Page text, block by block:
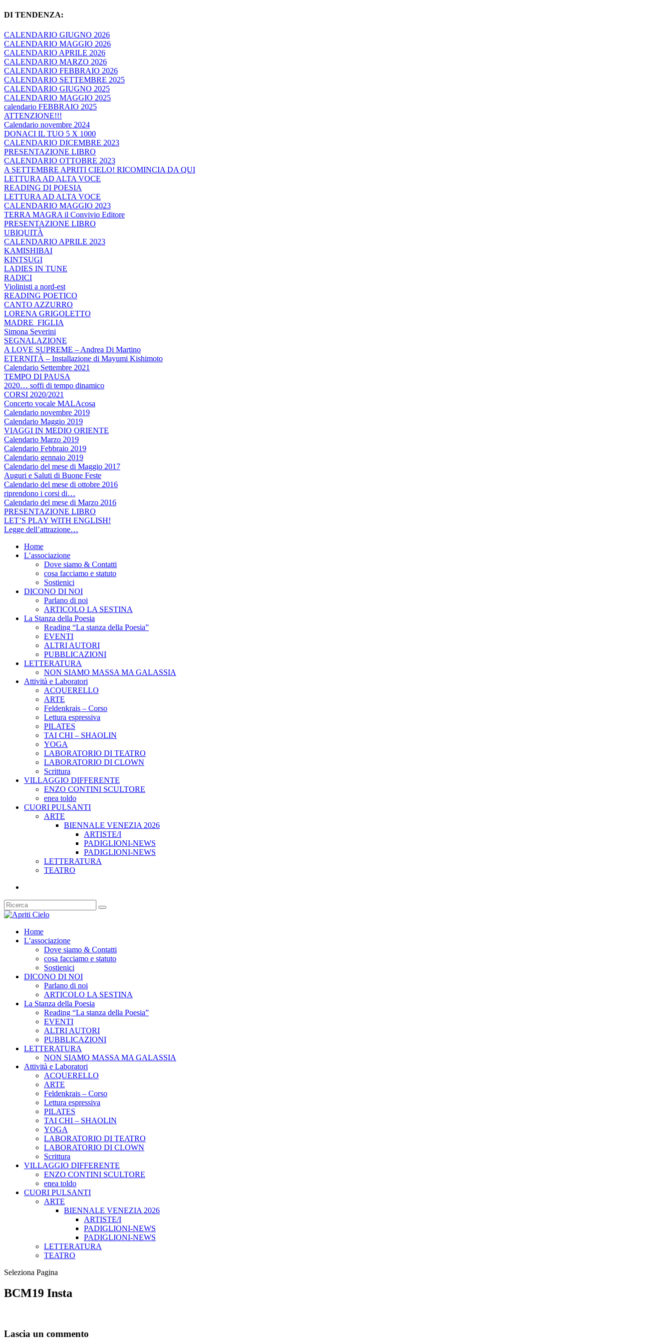
DI TENDENZA:
CALENDARIO GIUGNO 2026
CALENDARIO MAGGIO 2026
CALENDARIO APRILE 2026
CALENDARIO MARZO 2026
CALENDARIO FEBBRAIO 2026
CALENDARIO SETTEMBRE 2025
CALENDARIO GIUGNO 2025
CALENDARIO MAGGIO 2025
calendario FEBBRAIO 2025
ATTENZIONE!!!
Calendario novembre 2024
DONACI IL TUO 5 X 1000
CALENDARIO DICEMBRE 2023
PRESENTAZIONE LIBRO
CALENDARIO OTTOBRE 2023
A SETTEMBRE APRITI CIELO! RICOMINCIA DA QUI
LETTURA AD ALTA VOCE
READING DI POESIA
LETTURA AD ALTA VOCE
CALENDARIO MAGGIO 2023
TERRA MAGRA il Convivio Editore
PRESENTAZIONE LIBRO
UBIQUITÀ
CALENDARIO APRILE 2023
KAMISHIBAI
KINTSUGI
LADIES IN TUNE
RADICI
Violinisti a nord-est
READING POETICO
CANTO AZZURRO
LORENA GRIGOLETTO
MADRE_FIGLIA
Simona Severini
SEGNALAZIONE
A LOVE SUPREME – Andrea Di Martino
ETERNITÀ – Installazione di Mayumi Kishimoto
Calendario Settembre 2021
TEMPO DI PAUSA
2020… soffi di tempo dinamico
CORSI 2020/2021
Concerto vocale MALAcosa
Calendario novembre 2019
Calendario Maggio 2019
VIAGGI IN MEDIO ORIENTE
Calendario Marzo 2019
Calendario Febbraio 2019
Calendario gennaio 2019
Calendario del mese di Maggio 2017
Auguri e Saluti di Buone Feste
Calendario del mese di ottobre 2016
riprendono i corsi di…
Calendario del mese di Marzo 2016
PRESENTAZIONE LIBRO
LET’S PLAY WITH ENGLISH!
Legge dell’attrazione…
Home
L’associazione
Dove siamo & Contatti
cosa facciamo e statuto
Sostienici
DICONO DI NOI
Parlano di noi
ARTICOLO LA SESTINA
La Stanza della Poesia
Reading “La stanza della Poesia”
EVENTI
ALTRI AUTORI
PUBBLICAZIONI
LETTERATURA
NON SIAMO MASSA MA GALASSIA
Attività e Laboratori
ACQUERELLO
ARTE
Feldenkrais – Corso
Lettura espressiva
PILATES
TAI CHI – SHAOLIN
YOGA
LABORATORIO DI TEATRO
LABORATORIO DI CLOWN
Scrittura
VILLAGGIO DIFFERENTE
ENZO CONTINI SCULTORE
enea toldo
CUORI PULSANTI
ARTE
BIENNALE VENEZIA 2026
ARTISTE/I
PADIGLIONI-NEWS
PADIGLIONI-NEWS
LETTERATURA
TEATRO
Home
L’associazione
Dove siamo & Contatti
cosa facciamo e statuto
Sostienici
DICONO DI NOI
Parlano di noi
ARTICOLO LA SESTINA
La Stanza della Poesia
Reading “La stanza della Poesia”
EVENTI
ALTRI AUTORI
PUBBLICAZIONI
LETTERATURA
NON SIAMO MASSA MA GALASSIA
Attività e Laboratori
ACQUERELLO
ARTE
Feldenkrais – Corso
Lettura espressiva
PILATES
TAI CHI – SHAOLIN
YOGA
LABORATORIO DI TEATRO
LABORATORIO DI CLOWN
Scrittura
VILLAGGIO DIFFERENTE
ENZO CONTINI SCULTORE
enea toldo
CUORI PULSANTI
ARTE
BIENNALE VENEZIA 2026
ARTISTE/I
PADIGLIONI-NEWS
PADIGLIONI-NEWS
LETTERATURA
TEATRO
Seleziona Pagina
BCM19 Insta
Lascia un commento